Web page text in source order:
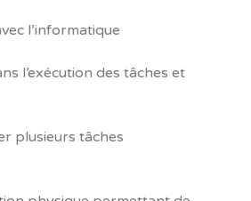
l’informatique
l’exécution des tâches et
tâches